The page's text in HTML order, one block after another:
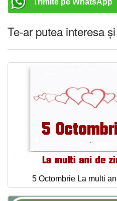
Trimite pe WhatsApp
Te-ar putea interesa
5 Octombrie La multi